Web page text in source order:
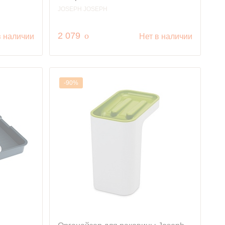
наличии
JOSEPH JOSEPH
2 079 руб.
o Нет в наличии
-90%